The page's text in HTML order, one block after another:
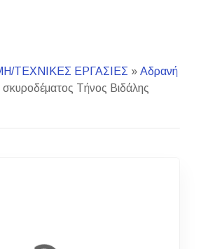
ΤΕΧΝΙΚΕΣ ΕΡΓΑΣΙΕΣ » Αδρανή
Τήνος Βιδάλης